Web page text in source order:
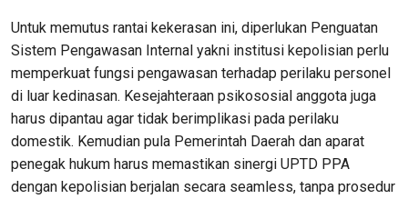
Untuk memutus rantai kekerasan ini, diperlukan Penguatan
Sistem Pengawasan Internal yakni institusi kepolisian perlu
memperkuat fungsi pengawasan terhadap perilaku personel
di luar kedinasan. Kesejahteraan psikososial anggota juga
harus dipantau agar tidak berimplikasi pada perilaku
domestik. Kemudian pula Pemerintah Daerah dan aparat
penegak hukum harus memastikan sinergi UPTD PPA
dengan kepolisian berjalan secara seamless, tanpa prosedur